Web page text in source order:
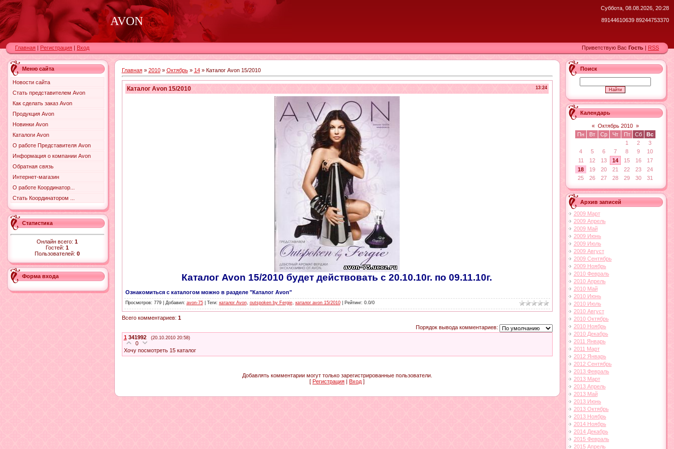
AVON
Суббота, 08.08.2026, 20:28
89144610639 89244753370
Главная | Регистрация | Вход Приветствую Вас Гость | RSS
Меню сайта
Новости сайта
Стать представителем Avon
Как сделать заказ Avon
Продукция Avon
Новинки Avon
Каталоги Avon
О работе Представителя Avon
Информация о компании Avon
Обратная связь
Интернет-магазин
О работе Координатор...
Стать Координатором ...
Статистика
Онлайн всего: 1
Гостей: 1
Пользователей: 0
Форма входа
Главная» 2010 » Октябрь » 14» Каталог Avon 15/2010
13:24
Каталог Avon 15/2010
Каталог Avon 15/2010 будет действовать с 20.10.10г. по 09.11.10г.
Ознакомиться с каталогом можно в разделе "Каталог Avon"
Просмотров: 779 | Добавил: avon-75| Теги: каталог Avon, outspoken by Fergie, каталог avon 15/2010| Рейтинг: 0.0/0
Всего комментариев: 1
Порядок вывода комментариев:
1 341992 (20.10.2010 20:58)
0
Хочу посмотреть 15 каталог
Добавлять комментарии могут только зарегистрированные пользователи.
[ Регистрация | Вход ]
Поиск
Календарь
« Октябрь 2010 »
Пн
Вт Ср Чт Пт Сб
Вс
1
2
3
4
5 6 7 8 9
10
11
12 13 14 15 16
17
18
19 20 21 22 23
24
25
26 27 28 29 30 31
Архив записей
2009 Март
2009 Апрель
2009 Май
2009 Июнь
2009 Июль
2009 Август
2009 Сентябрь
2009 Ноябрь
2010 Февраль
2010 Апрель
2010 Май
2010 Июнь
2010 Июль
2010 Август
2010 Октябрь
2010 Ноябрь
2010 Декабрь
2011 Январь
2011 Март
2012 Январь
2012 Сентябрь
2013 Февраль
2013 Март
2013 Апрель
2013 Май
2013 Июнь
2013 Октябрь
2013 Ноябрь
2014 Ноябрь
2014 Декабрь
2015 Февраль
2015 Апрель